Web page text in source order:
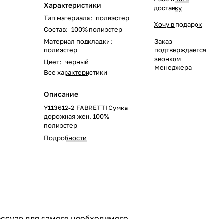
Характеристики
Тип материала: полиэстер
Состав: 100% полиэстер
Материал подкладки:
полиэстер
Цвет: черный
Все характеристики
Описание
Y113612-2 FABRETTI Сумка
дорожная жен. 100%
полиэстер
Подробности
доставку
Хочу в подарок
Заказ
подтверждается
звонком
Менеджера